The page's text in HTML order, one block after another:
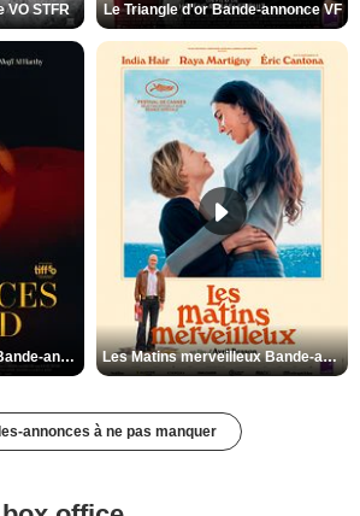
VO STFR Le Triangle d'or Bande-annonce VF
Les Silences de Riyad Bande-annonce VO STFR Les Matins merveilleux Bande-annonce VF
annonces à ne pas manquer